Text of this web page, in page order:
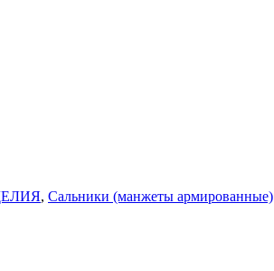
, Сальники (манжеты армированные)